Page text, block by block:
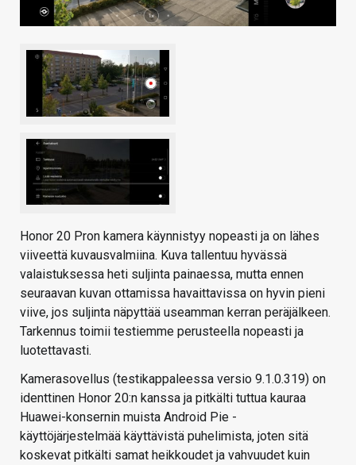
Honor 20 Pron kamera käynnistyy nopeasti ja on lähes
viiveettä kuvausvalmiina. Kuva tallentuu hyvässä
valaistuksessa heti suljinta painaessa, mutta ennen
seuraavan kuvan ottamissa havaittavissa on hyvin pieni
viive, jos suljinta näpyttää useamman kerran peräjälkeen.
Tarkennus toimii testiemme perusteella nopeasti ja
luotettavasti.
Kamerasovellus (testikappaleessa versio 9.1.0.319) on
identtinen Honor 20:n kanssa ja pitkälti tuttua kauraa
Huawei-konsernin muista Android Pie -
käyttöjärjestelmää käyttävistä puhelimista, joten sitä
koskevat pitkälti samat heikkoudet ja vahvuudet kuin